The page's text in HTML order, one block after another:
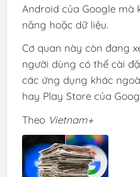
Android của Google mà
năng hoặc dữ liệu.
Cơ quan này còn đang
người dùng có thể cài
các ứng dụng khác
hay Play Store của
Theo Vietnam+